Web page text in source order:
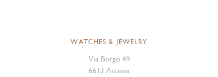
WATCHES & JEWELRY
Via Borgo 49
6612 Ascona